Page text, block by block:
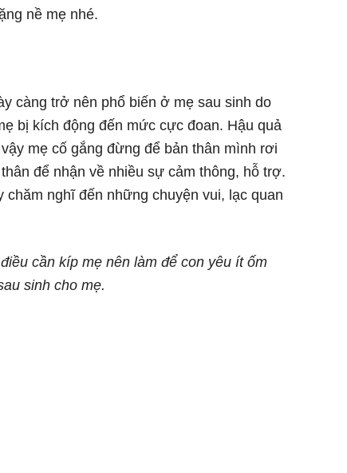
nề mẹ nhé.
càng trở nên phổ biến ở mẹ sau sinh do
bị kích động đến mức cực đoan. Hậu quả
mẹ cố gắng đừng để bản thân mình rơi
để nhận về nhiều sự cảm thông, hỗ trợ.
nghĩ đến những chuyện vui, lạc quan
cần kíp mẹ nên làm để con yêu ít ốm
sinh cho mẹ.